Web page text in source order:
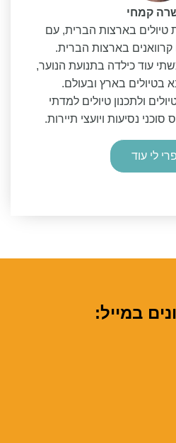
קמחי
טיולים בארצות הברית, עם
בארצות הברית.
עוד כילדה בתנועת הנוער,
בטיולים בארץ ובעולם.
ולתכנון טיולים למדתי
נסיעות ויועצי תיירות.
לי עוד
במייל: